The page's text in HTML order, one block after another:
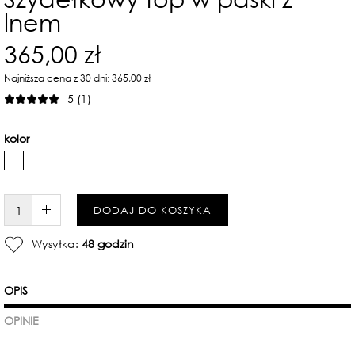
lnem
365,00 zł
Najniższa cena z 30 dni: 365,00 zł
5 (1)
kolor
W KOSZYKU :)DODAJ DO KOSZYKA
Wysyłka: 48 godzin
OPIS
OPINIE